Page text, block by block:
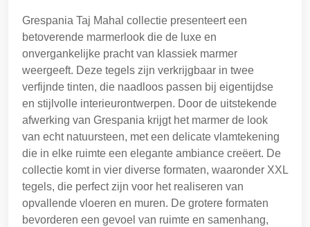
Grespania Taj Mahal collectie presenteert een
betoverende marmerlook die de luxe en
onvergankelijke pracht van klassiek marmer
weergeeft. Deze tegels zijn verkrijgbaar in twee
verfijnde tinten, die naadloos passen bij eigentijdse
en stijlvolle interieurontwerpen. Door de uitstekende
afwerking van Grespania krijgt het marmer de look
van echt natuursteen, met een delicate vlamtekening
die in elke ruimte een elegante ambiance creëert. De
collectie komt in vier diverse formaten, waaronder XXL
tegels, die perfect zijn voor het realiseren van
opvallende vloeren en muren. De grotere formaten
bevorderen een gevoel van ruimte en samenhang,